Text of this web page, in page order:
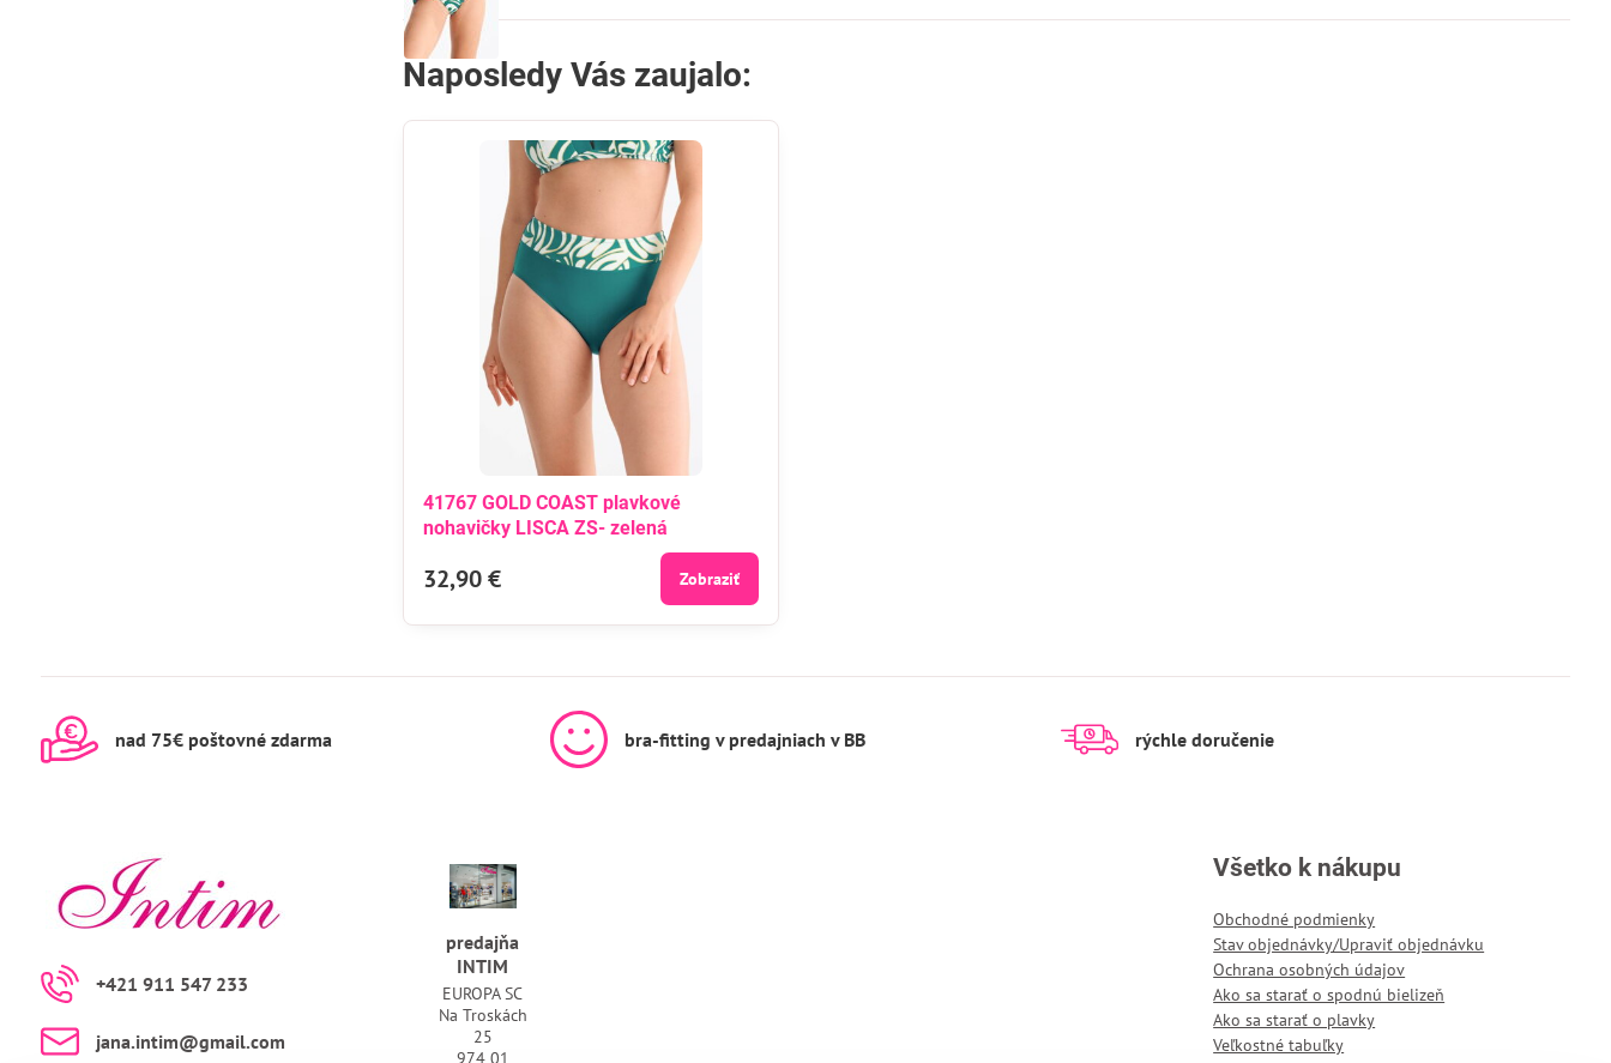
Naposledy Vás zaujalo:
41767 GOLD COAST plavkové
nohavičky LISCA ZS- zelená
32,90 € Zobraziť
nad 75€ poštovné zdarma bra-fitting v predajniach v BB rýchle doručenie
+421 911 547 233
jana​.intim​@gmail​.com
predajňa
INTIM
EUROPA SC
Na Troskách
25
974 01
Všetko k nákupu
Obchodné podmienky
Stav objednávky/Upraviť objednávku
Ochrana osobných údajov
Ako sa starať o spodnú bielizeň
Ako sa starať o plavky
Veľkostné tabuľky